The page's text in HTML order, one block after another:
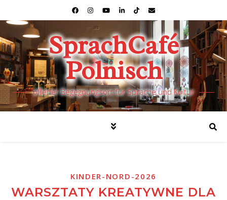
SprachCafé
Polnisch
offener Begegnungsort für Sprache und Kultur
KINDER-NORD-2026
WARSZTATY KREATYWNE DLA